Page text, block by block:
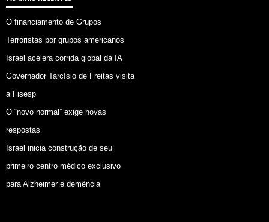
O financiamento de Grupos
Terroristas por grupos americanos
Israel acelera corrida global da IA
Governador Tarcísio de Freitas visita
a Fisesp
O “novo normal” exige novas
respostas
Israel inicia construção de seu
primeiro centro médico exclusivo
para Alzheimer e demência